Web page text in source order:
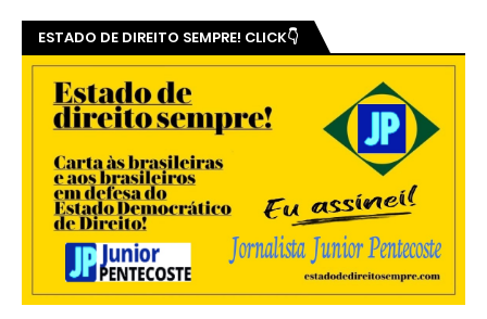
ESTADO DE DIREITO SEMPRE! CLICK👇